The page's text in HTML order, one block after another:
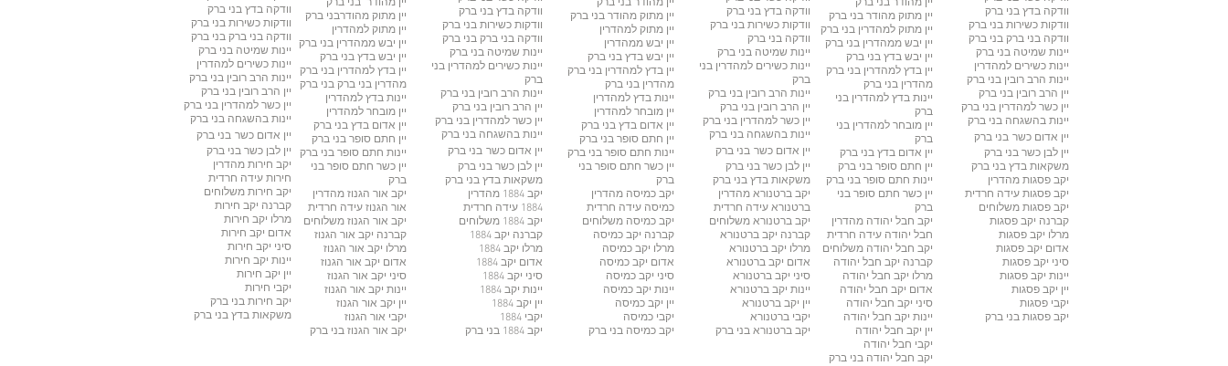
וודקה בדץ בני ברק
וודקות כשירות בני ברק
וודקה בני ברק בני ברק
יינות שמיטה בני ברק
יינות כשירים למהדרין
יינות הרב רובין בני ברק
יין הרב רובין בני ברק
יין כשר למהדרין בני ברק
יינות בהשגחה בני ברק
יין אדום כשר בני ברק
יין לבן כשר בני ברק
יקב חירות מהדרין
חירות עידה חרדית
יקב חירות משלוחים
קברנה יקב חירות
מרלו יקב חירות
אדום יקב חירות
סיני יקב חירות
יינות יקב חירות
יין יקב חירות
יקבי חירות
יקב חירות בני ברק
משקאות בדץ בני ברק
יין מתוק מהודרבני ברק
יין מתוק למהדרין
יין יבש ממהדרין בני ברק
יין יבש בדץ בני ברק
יין בדץ למהדרין בני ברק
מהדרין בני ברק בני ברק
יינות בדץ למהדרין
יין מובחר למהדרין
יין אדום בדץ בני ברק
יין חתם סופר בני ברק
יינות חתם סופר בני ברק
יין כשר חתם סופר בני
ברק
יקב אור הגנוז מהדרין
אור הגנוז עידה חרדית
יקב אור הגנוז משלוחים
קברנה יקב אור הגנוז
מרלו יקב אור הגנוז
אדום יקב אור הגנוז
סיני יקב אור הגנוז
יינות יקב אור הגנוז
יין יקב אור הגנוז
יקבי אור הגנוז
יקב אור הגנוז בני ברק
וודקה בדץ בני ברק
וודקות כשירות בני ברק
וודקה בני ברק בני ברק
יינות שמיטה בני ברק
יינות כשירים למהדרין בני
ברק
יינות הרב רובין בני ברק
יין הרב רובין בני ברק
יין כשר למהדרין בני ברק
יינות בהשגחה בני ברק
יין אדום כשר בני ברק
יין לבן כשר בני ברק
משקאות בדץ בני ברק
יקב 1884 מהדרין
1884 עידה חרדית
יקב 1884 משלוחים
קברנה יקב 1884
מרלו יקב 1884
אדום יקב 1884
סיני יקב 1884
יינות יקב 1884
יין יקב 1884
יקבי 1884
יקב 1884 בני ברק
יין מתוק מהודר בני ברק
יין מתוק למהדרין
יין יבש ממהדרין
יין יבש בדץ בני ברק
יין בדץ למהדרין בני ברק
מהדרין בני ברק
יינות בדץ למהדרין
יין מובחר למהדרין
יין אדום בדץ בני ברק
יין חתם סופר בני ברק
יינות חתם סופר בני ברק
יין כשר חתם סופר בני
ברק
יקב כמיסה מהדרין
כמיסה עידה חרדית
יקב כמיסה משלוחים
קברנה יקב כמיסה
מרלו יקב כמיסה
אדום יקב כמיסה
סיני יקב כמיסה
יינות יקב כמיסה
יין יקב כמיסה
יקבי כמיסה
יקב כמיסה בני ברק
וודקה בדץ בני ברק
וודקות כשירות בני ברק
וודקה בני ברק
יינות שמיטה בני ברק
יינות כשירים למהדרין בני
ברק
יינות הרב רובין בני ברק
יין הרב רובין בני ברק
יין כשר למהדרין בני ברק
יינות בהשגחה בני ברק
יין אדום כשר בני ברק
יין לבן כשר בני ברק
משקאות בדץ בני ברק
יקב ברטנורא מהדרין
ברטנורא עידה חרדית
יקב ברטנורא משלוחים
קברנה יקב ברטנורא
מרלו יקב ברטנורא
אדום יקב ברטנורא
סיני יקב ברטנורא
יינות יקב ברטנורא
יין יקב ברטנורא
יקבי ברטנורא
יקב ברטנורא בני ברק
יין מתוק מהודר בני ברק
יין מתוק למהדרין בני ברק
יין יבש ממהדרין בני ברק
יין יבש בדץ בני ברק
יין בדץ למהדרין בני ברק
מהדרין בני ברק
יינות בדץ למהדרין בני
ברק
יין מובחר למהדרין בני
ברק
יין אדום בדץ בני ברק
יין חתם סופר בני ברק
יינות חתם סופר בני ברק
יין כשר חתם סופר בני
ברק
יקב חבל יהודה מהדרין
חבל יהודה עידה חרדית
יקב חבל יהודה משלוחים
קברנה יקב חבל יהודה
מרלו יקב חבל יהודה
אדום יקב חבל יהודה
סיני יקב חבל יהודה
יינות יקב חבל יהודה
יין יקב חבל יהודה
יקבי חבל יהודה
יקב חבל יהודה בני ברק
וודקה בדץ בני ברק
וודקות כשירות בני ברק
וודקה בני ברק בני ברק
יינות שמיטה בני ברק
יינות כשירים למהדרין
יינות הרב רובין בני ברק
יין הרב רובין בני ברק
יין כשר למהדרין בני ברק
יינות בהשגחה בני ברק
יין אדום כשר בני ברק
יין לבן כשר בני ברק
משקאות בדץ בני ברק
יקב פסגות מהדרין
יקב פסגות עידה חרדית
יקב פסגות משלוחים
קברנה יקב פסגות
מרלו יקב פסגות
אדום יקב פסגות
סיני יקב פסגות
יינות יקב פסגות
יין יקב פסגות
יקבי פסגות
יקב פסגות בני ברק